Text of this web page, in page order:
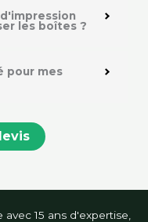
les boîtes ?
pour mes
15 ans d'expertise,